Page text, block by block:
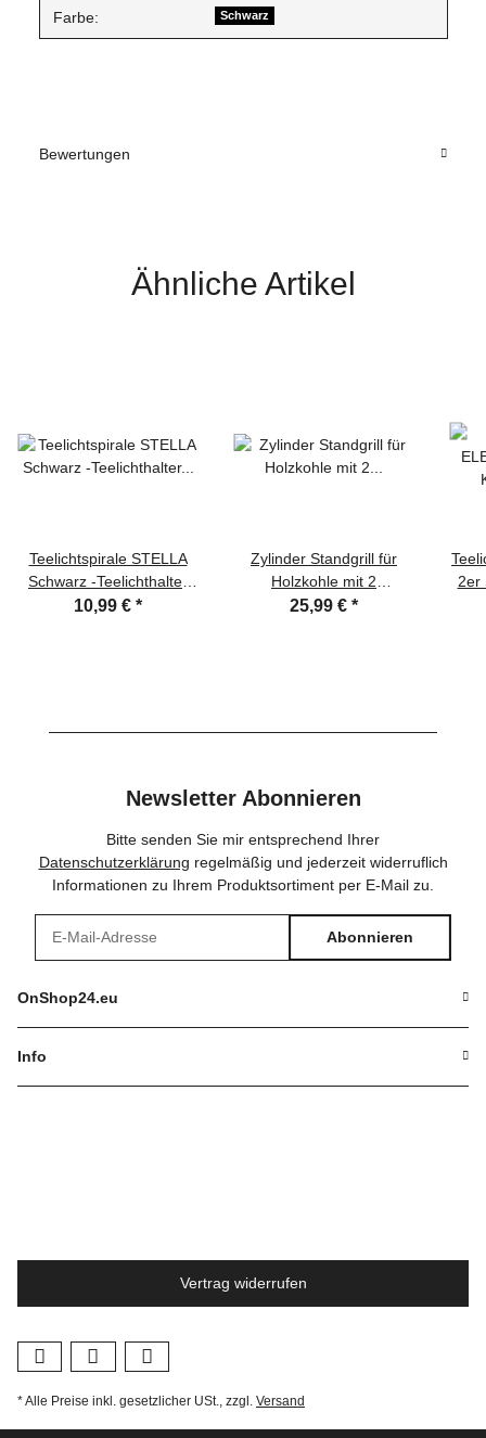
Farbe: Schwarz
Bewertungen
Ähnliche Artikel
Teelichtspirale STELLA
Schwarz -Teelichthalter
Weihnachtsdeko
10,99 € *
Zylinder Standgrill für
Holzkohle mit 2
Grillflächen Zylinder Grill
25,99 € *
2er
Newsletter Abonnieren
Bitte senden Sie mir entsprechend Ihrer
Datenschutzerklärung regelmäßig und jederzeit widerruflich
Informationen zu Ihrem Produktsortiment per E-Mail zu.
Abonnieren
OnShop24.eu
Info
Vertrag widerrufen
* Alle Preise inkl. gesetzlicher USt., zzgl. Versand